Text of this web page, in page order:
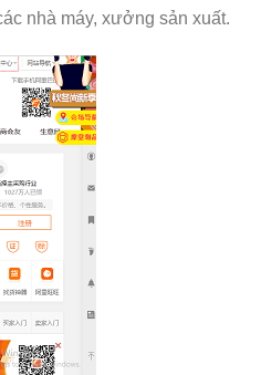
nhà máy, xưởng sản xuất.